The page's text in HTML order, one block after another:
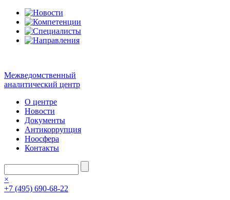
Межведомственный
аналитический центр
О центре
Новости
Документы
Антикоррупция
Ноосфера
Контакты
×
+7 (495) 690-68-22